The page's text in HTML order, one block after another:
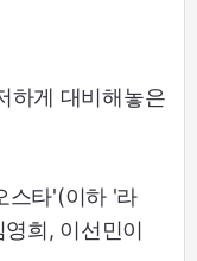
하게 대비해놓은
스타'(이하 '라
희, 이선민이